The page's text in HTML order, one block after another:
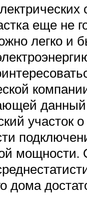
еще не
легко и
данный
участок о
мощности.
дома